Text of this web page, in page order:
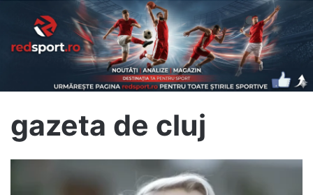
gazeta de cluj